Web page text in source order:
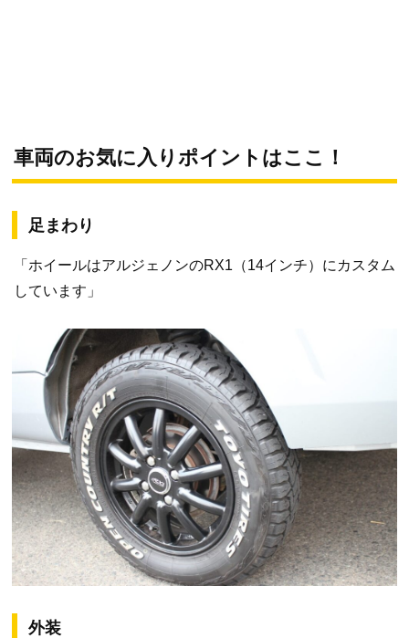
車両のお気に入りポイントはここ！
足まわり
「ホイールはアルジェノンのRX1（14インチ）にカスタム
しています」
外装